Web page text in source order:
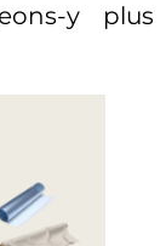
y plus